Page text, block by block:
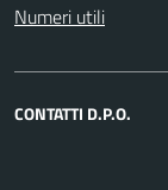
Numeri utili
CONTATTI D.P.O.